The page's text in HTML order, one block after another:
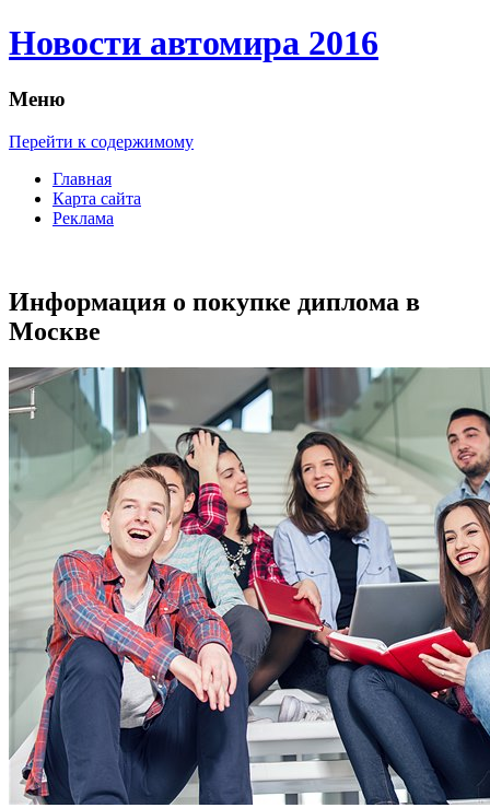
Новости автомира 2016
Меню
Перейти к содержимому
Главная
Карта сайта
Реклама
Информация о покупке диплома в
Москве